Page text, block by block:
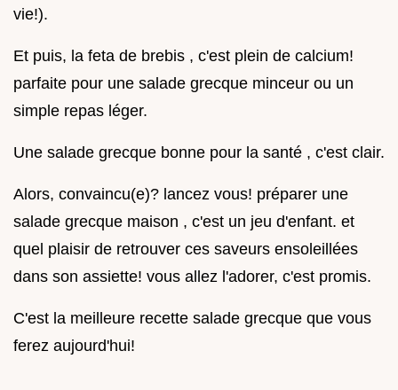
vie!).
Et puis, la feta de brebis , c'est plein de calcium!
parfaite pour une salade grecque minceur ou un
simple repas léger.
Une salade grecque bonne pour la santé , c'est clair.
Alors, convaincu(e)? lancez vous! préparer une
salade grecque maison , c'est un jeu d'enfant. et
quel plaisir de retrouver ces saveurs ensoleillées
dans son assiette! vous allez l'adorer, c'est promis.
C'est la meilleure recette salade grecque que vous
ferez aujourd'hui!